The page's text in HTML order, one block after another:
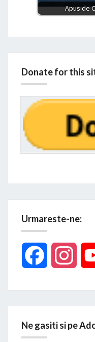
Apus de
Donate for this
Urmareste-ne:
Facebook
Ne gasiti si pe